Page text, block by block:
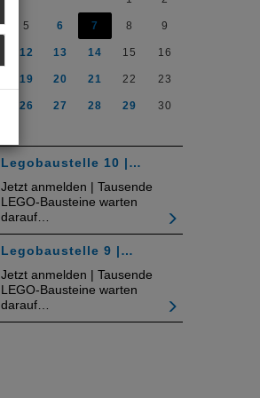
5 6 7 8 9
12 13 14 15 16
19 20 21 22 23
26 27 28 29 30
Legobaustelle 10 |…
Jetzt anmelden | Tausende
LEGO-Bausteine warten
darauf…
Legobaustelle 9 |…
Jetzt anmelden | Tausende
LEGO-Bausteine warten
darauf…